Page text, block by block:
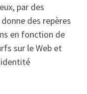
par des
des repères
en fonction de
sur le Web et